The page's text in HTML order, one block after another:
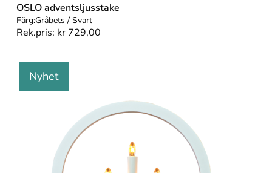
OSLO adventsljusstake
Färg:Gråbets / Svart
Rek.pris: kr 729,00
Nyhet